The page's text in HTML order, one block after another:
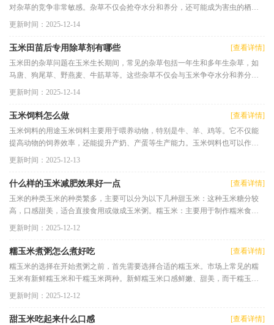
对杂草的竞争非常敏感。杂草不仅会抢夺水分和养分，还可能成为害虫的栖息
地，影响玉米的健康生长。在
更新时间：2025-12-14
玉米田苗后专用除草剂有哪些
[查看详情]
玉米田的杂草问题在玉米生长期间，常见的杂草包括一年生和多年生杂草，如
马唐、狗尾草、野燕麦、牛筋草等。这些杂草不仅会与玉米争夺水分和养分，
还可能影响光照，从而阻碍玉
更新时间：2025-12-14
玉米饲料怎么做
[查看详情]
玉米饲料的用途玉米饲料主要用于喂养动物，特别是牛、羊、鸡等。它不仅能
提高动物的饲养效率，还能提升产奶、产蛋等生产能力。玉米饲料也可以作为
一些任务的完成物品，帮助玩
更新时间：2025-12-13
什么样的玉米减肥效果好一点
[查看详情]
玉米的种类玉米的种类繁多，主要可以分为以下几种甜玉米：这种玉米糖分较
高，口感甜美，适合直接食用或做成玉米粥。糯玉米：主要用于制作糯米食
品，如粽子、糕点等，粘性较强
更新时间：2025-12-12
糯玉米煮粥怎么煮好吃
[查看详情]
糯玉米的选择在开始煮粥之前，首先需要选择合适的糯玉米。市场上常见的糯
玉米有新鲜糯玉米和干糯玉米两种。新鲜糯玉米口感鲜嫩、甜美，而干糯玉米
则需要提前浸泡，但味道同样
更新时间：2025-12-12
甜玉米吃起来什么口感
[查看详情]